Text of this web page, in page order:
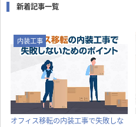
新着記事一覧
内装工事
オフィス移転の内装工事で失敗しな